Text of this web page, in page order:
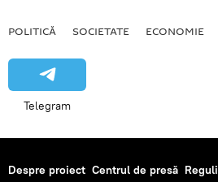
POLITICĂ SOCIETATE ECONOMIE
Telegram
Despre proiect Centrul de presă Reguli